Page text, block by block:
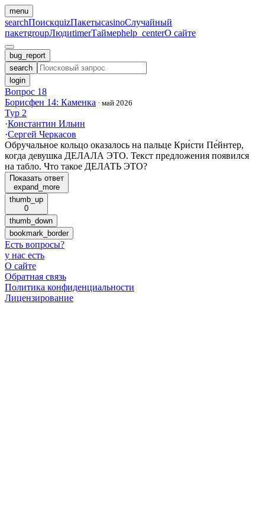
menu
searchПоискquizПакетыcasinoСлучайный
пакетgroupЛюдиtimerТаймерhelp_centerО сайте
bug_report
search
login
Вопрос 18
Борисфен 14: Каменка · май 2026
Тур 2
·Константин Ильин
·Сергей Черкасов
Обручальное кольцо оказалось на пальце Кри́сти Пе́йнтер,
когда девушка ДЕЛАЛА ЭТО. Текст предложения появился
на табло. Что такое ДЕЛАТЬ ЭТО?
Показать ответ
expand_more
thumb_up
0
thumb_down
bookmark_border
Есть вопросы?
у нас есть
О сайте
Обратная связь
Политика конфиденциальности
Лицензирование